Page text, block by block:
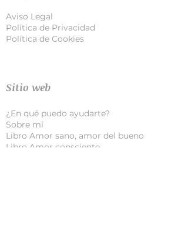
Aviso Legal
Política de Privacidad
Política de Cookies
Sitio web
¿En qué puedo ayudarte?
Sobre mí
Libro Amor sano, amor del bueno
Libro Amor consciente